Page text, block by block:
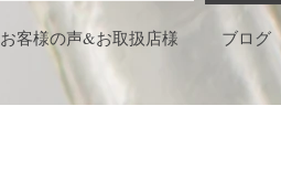
お客様の声&お取扱店様 ブログ